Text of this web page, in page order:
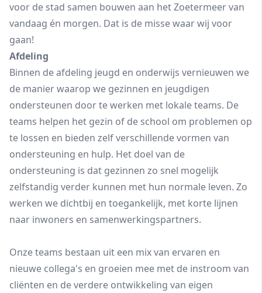
voor de stad samen bouwen aan het Zoetermeer van
vandaag én morgen. Dat is de misse waar wij voor
gaan!
Afdeling
Binnen de afdeling jeugd en onderwijs vernieuwen we
de manier waarop we gezinnen en jeugdigen
ondersteunen door te werken met lokale teams. De
teams helpen het gezin of de school om problemen op
te lossen en bieden zelf verschillende vormen van
ondersteuning en hulp. Het doel van de
ondersteuning is dat gezinnen zo snel mogelijk
zelfstandig verder kunnen met hun normale leven. Zo
werken we dichtbij en toegankelijk, met korte lijnen
naar inwoners en samenwerkingspartners.
Onze teams bestaan uit een mix van ervaren en
nieuwe collega's en groeien mee met de instroom van
cliënten en de verdere ontwikkeling van eigen